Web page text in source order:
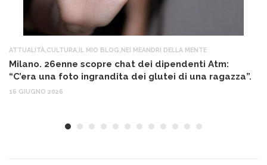
ATTUALITÀ CULTURA IL MIO BLOG NEI MEANDRI DELLA MENTE
Milano. 26enne scopre chat dei dipendenti Atm:
“C’era una foto ingrandita dei glutei di una ragazza”.
16 GIUGNO 2026